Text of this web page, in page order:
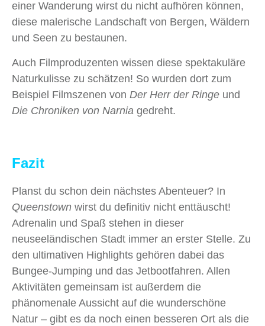
einer Wanderung wirst du nicht aufhören können,
diese malerische Landschaft von Bergen, Wäldern
und Seen zu bestaunen.
Auch Filmproduzenten wissen diese spektakuläre
Naturkulisse zu schätzen! So wurden dort zum
Beispiel Filmszenen von Der Herr der Ringe und
Die Chroniken von Narnia gedreht.
Fazit
Planst du schon dein nächstes Abenteuer? In
Queenstown wirst du definitiv nicht enttäuscht!
Adrenalin und Spaß stehen in dieser
neuseeländischen Stadt immer an erster Stelle. Zu
den ultimativen Highlights gehören dabei das
Bungee-Jumping und das Jetbootfahren. Allen
Aktivitäten gemeinsam ist außerdem die
phänomenale Aussicht auf die wunderschöne
Natur – gibt es da noch einen besseren Ort als die